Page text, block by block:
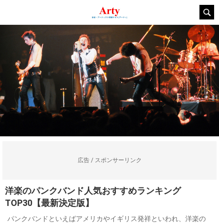
広告 / スポンサーリンク
洋楽のパンクバンド人気おすすめランキング
TOP30【最新決定版】
パンクバンドといえばアメリカやイギリス発祥といわれ、洋楽の